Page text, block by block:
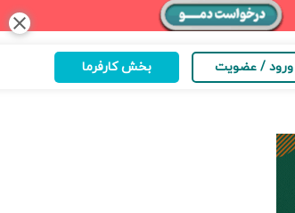
close
ورود / عضویت بخش کارفرما